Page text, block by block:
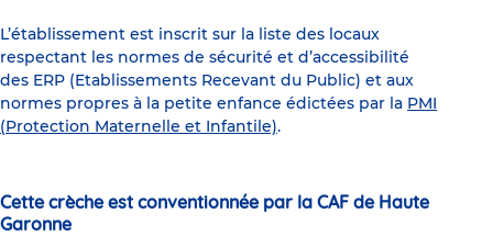
L’établissement est inscrit sur la liste des locaux
respectant les normes de sécurité et d’accessibilité
des ERP (Etablissements Recevant du Public) et aux
normes propres à la petite enfance édictées par la PMI
(Protection Maternelle et Infantile).
Cette crèche est conventionnée par la CAF de Haute
Garonne